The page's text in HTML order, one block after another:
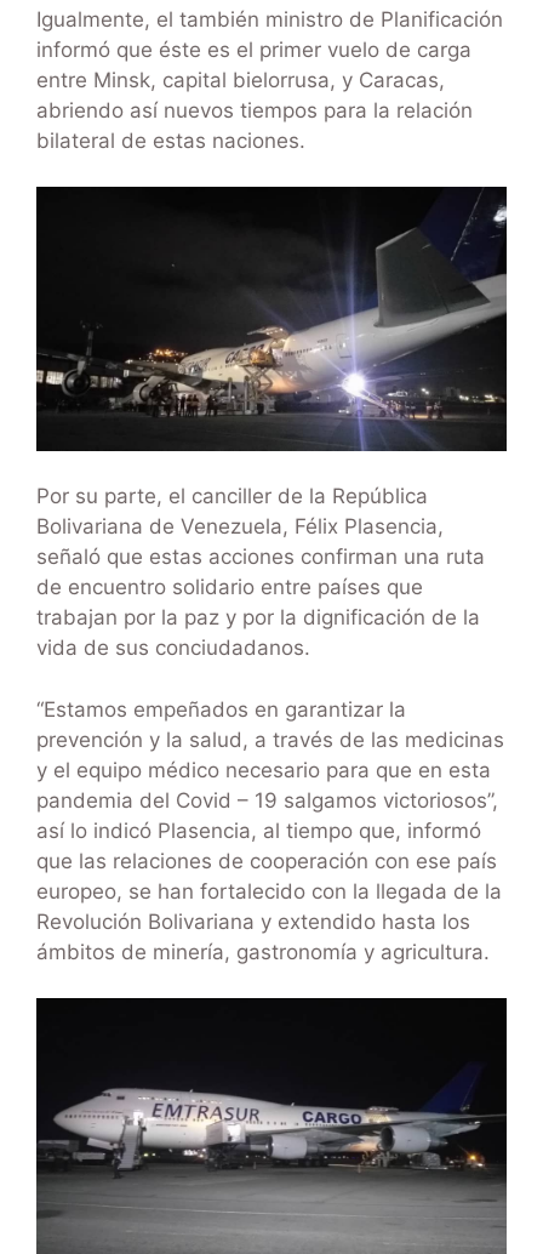
Igualmente, el también ministro de Planificación
informó que éste es el primer vuelo de carga
entre Minsk, capital bielorrusa, y Caracas,
abriendo así nuevos tiempos para la relación
bilateral de estas naciones.
Por su parte, el canciller de la República
Bolivariana de Venezuela, Félix Plasencia,
señaló que estas acciones confirman una ruta
de encuentro solidario entre países que
trabajan por la paz y por la dignificación de la
vida de sus conciudadanos.
“Estamos empeñados en garantizar la
prevención y la salud, a través de las medicinas
y el equipo médico necesario para que en esta
pandemia del Covid – 19 salgamos victoriosos”,
así lo indicó Plasencia, al tiempo que, informó
que las relaciones de cooperación con ese país
europeo, se han fortalecido con la llegada de la
Revolución Bolivariana y extendido hasta los
ámbitos de minería, gastronomía y agricultura.